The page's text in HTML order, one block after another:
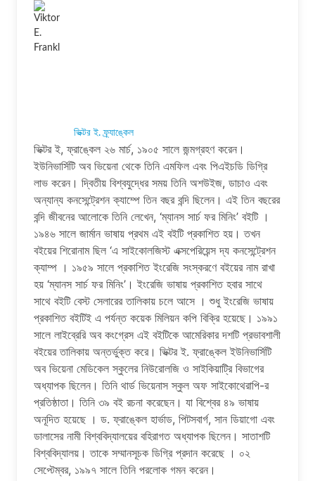
ভিক্টর ই. ফ্র্যাঙ্কেল
ভিক্টর ই, ফ্রাঙ্কেল ২৬ মার্চ, ১৯০৫ সালে জন্মগ্রহণ করেন।
ইউনিভার্সিটি অব ভিয়েনা থেকে তিনি এমফিল এবং পিএইচডি ডিগ্রি
লাভ করেন। দ্বিতীয় বিশ্বযুদ্ধের সময় তিনি অশউইজ, ডাচাও এবং
অন্যান্য কনসেন্ট্রেশন ক্যাম্পে তিন বছর বন্দি ছিলেন। এই তিন বছরের
বন্দি জীবনের আলােকে তিনি লেখেন, ‘ম্যানস সার্চ ফর মিনিং’ বইটি ।
১৯৪৬ সালে জার্মান ভাষায় প্রথম এই বইটি প্রকাশিত হয়। তখন
বইয়ের শিরােনাম ছিল ‘এ সাইকোলজিস্ট এক্সপেরিয়েন্স দ্য কনসেন্ট্রেশন
ক্যাম্প । ১৯৫৯ সালে প্রকাশিত ইংরেজি সংস্করণে বইয়ের নাম রাখা
হয় ‘ম্যানস সার্চ ফর মিনিং’। ইংরেজি ভাষায় প্রকাশিত হবার সাথে
সাথে বইটি বেস্ট সেলারের তালিকায় চলে আসে । শুধু ইংরেজি ভাষায়
প্রকাশিত বইটিই এ পর্যন্ত কয়েক মিলিয়ন কপি বিক্রি হয়েছে। ১৯৯১
সালে লাইব্রেরি অব কংগ্রেস এই বইটিকে আমেরিকার দশটি প্রভাবশালী
বইয়ের তালিকায় অন্তর্ভুক্ত করে। ভিক্টর ই. ফ্রাঙ্কেল ইউনিভার্সিটি
অব ভিয়েনা মেডিকেল স্কুলের নিউরােলজি ও সাইকিয়াট্রি বিভাগের
অধ্যাপক ছিলেন। তিনি থার্ড ভিয়েনাস স্কুল অফ সাইকোথেরাপি-র
প্রতিষ্ঠাতা। তিনি ৩৯ বই রচনা করেছেন। যা বিশ্বের ৪৯ ভাষায়
অনূদিত হয়েছে । ড. ফ্রাঙ্কেল হার্ভাড, পিটসবার্গ, সান ডিয়াগাে এবং
ডালাসের নামী বিশ্ববিদ্যালয়ের বহিরাগত অধ্যাপক ছিলেন। সাতাশটি
বিশ্ববিদ্যালয়। তাকে সম্মানসূচক ডিগ্রি প্রদান করেছে । ০২
সেপ্টেম্বর, ১৯৯৭ সালে তিনি পরলােক গমন করেন।